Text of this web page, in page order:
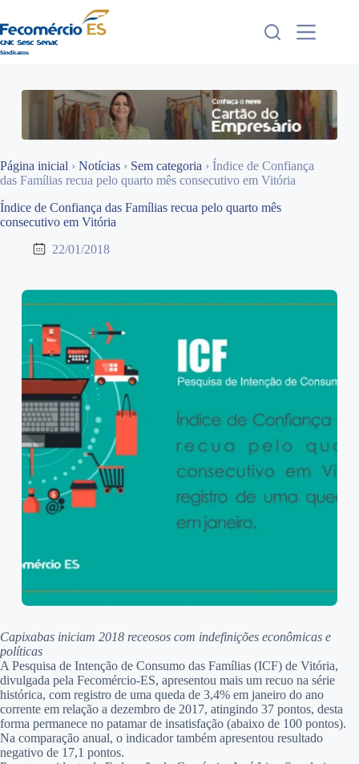
para
o
conteúdo
Página inicial › Notícias › Sem categoria › Índice de Confiança
das Famílias recua pelo quarto mês consecutivo em Vitória
Índice de Confiança das Famílias recua pelo quarto mês
consecutivo em Vitória
22/01/2018
Capixabas iniciam 2018 receosos com indefinições econômicas e
políticas
A Pesquisa de Intenção de Consumo das Famílias (ICF) de Vitória,
divulgada pela Fecomércio-ES, apresentou mais um recuo na série
histórica, com registro de uma queda de 3,4% em janeiro do ano
corrente em relação a dezembro de 2017, atingindo 37 pontos, desta
forma permanece no patamar de insatisfação (abaixo de 100 pontos).
Na comparação anual, o indicador também apresentou resultado
negativo de 17,1 pontos.